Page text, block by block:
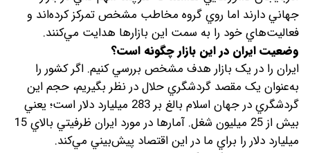
جهاني دارند اما روي گروه مخاطب مشخص تمرکز کرده‌‌اند و
فعاليت‌هاي خود را به سمت اين بازارها هدايت مي‌کنند.
وضعيت ايران در اين بازار چگونه است؟
ايران را در يک بازار هدف مشخص بررسي کنيم. اگر کشور را
به‌عنوان يک مقصد گردشگري حلال در نظر بگيريم، حجم اين
گردشگري در جهان اسلام بالغ بر 283 ميليارد دلار است؛ يعني
بيش از 25 ميليون شغل. آمارها در مورد ايران ظرفيتي بالاي 15
ميليارد دلار را براي ما در اين اقتصاد پيش‌بيني مي‌کند.